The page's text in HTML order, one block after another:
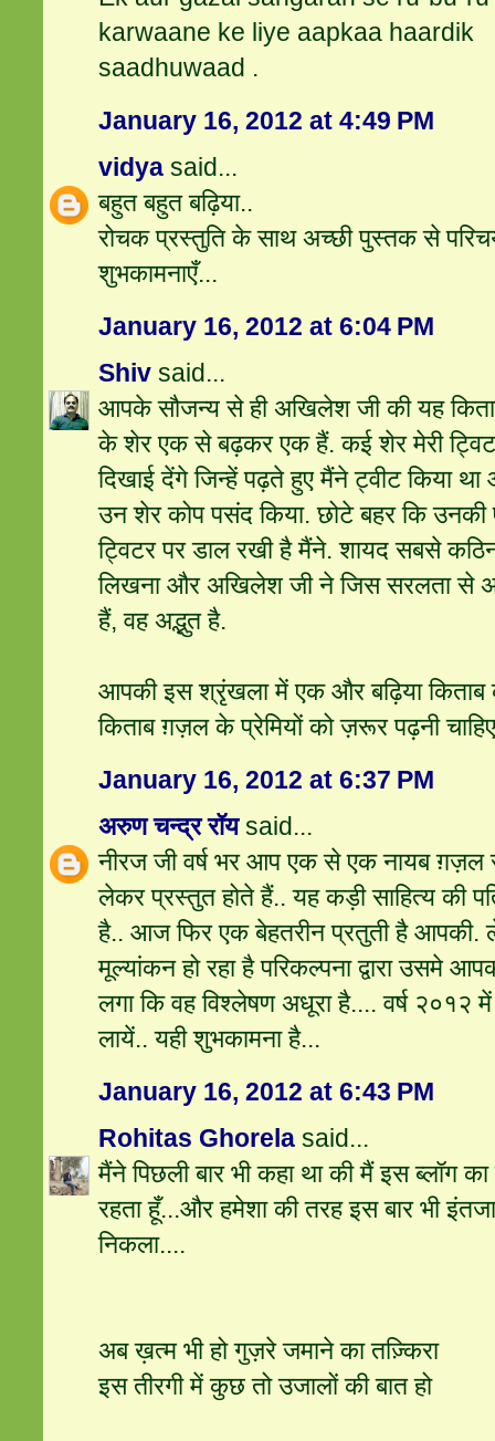
karwaane ke liye aapkaa haardik
saadhuwaad .
January 16, 2012 at 4:49 PM
vidya said...
बहुत बहुत बढ़िया..
रोचक प्रस्तुति के साथ अच्छी पुस्तक से
शुभकामनाएँ...
January 16, 2012 at 6:04 PM
Shiv said...
आपके सौजन्य से ही अखिलेश जी की यह
के शेर एक से बढ़कर एक हैं. कई शेर मेरी
दिखाई देंगे जिन्हें पढ़ते हुए मैंने ट्वीट किया था
उन शेर कोप पसंद किया. छोटे बहर कि उनकी
ट्विटर पर डाल रखी है मैंने. शायद सबसे
लिखना और अखिलेश जी ने जिस सरलता से
हैं, वह अद्भुत है.
आपकी इस श्रृंखला में एक और बढ़िया किताब
किताब ग़ज़ल के प्रेमियों को ज़रूर पढ़नी
January 16, 2012 at 6:37 PM
अरुण चन्द्र रॉयsaid...
नीरज जी वर्ष भर आप एक से एक नायब
लेकर प्रस्तुत होते हैं.. यह कड़ी साहित्य की
है.. आज फिर एक बेहतरीन प्रतुती है आपकी.
मूल्यांकन हो रहा है परिकल्पना द्वारा उसमे
लगा कि वह विश्लेषण अधूरा है.... वर्ष २०१२
लायें.. यही शुभकामना है...
January 16, 2012 at 6:43 PM
Rohitas Ghorela said...
मैंने पिछली बार भी कहा था की मैं इस ब्लॉग
रहता हूँ...और हमेशा की तरह इस बार भी
निकला....
अब ख़त्म भी हो गुज़रे जमाने का तज़्किरा
इस तीरगी में कुछ तो उजालों की बात हो